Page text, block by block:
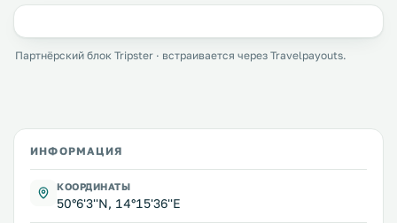
Партнёрский блок Tripster · встраивается через Travelpayouts.
ИНФОРМАЦИЯ
КООРДИНАТЫ
50°6'3''N, 14°15'36''E